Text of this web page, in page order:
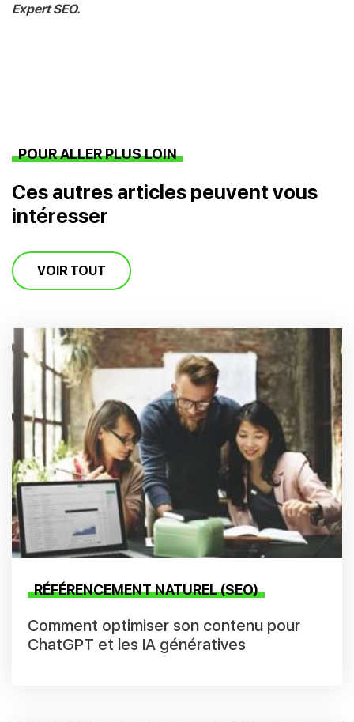
Expert SEO.
POUR ALLER PLUS LOIN
Ces autres articles peuvent vous
intéresser
VOIR TOUT
RÉFÉRENCEMENT NATUREL (SEO)
Comment optimiser son contenu pour
ChatGPT et les IA génératives